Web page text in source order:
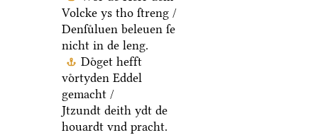
Volcke ys tho ſtreng /
Denſuͤluen beleuen ſe
nicht in de leng.
Doͤget hefft
voͤrtyden Eddel
gemacht /
Jtzundt deith ydt de
houardt vnd pracht.